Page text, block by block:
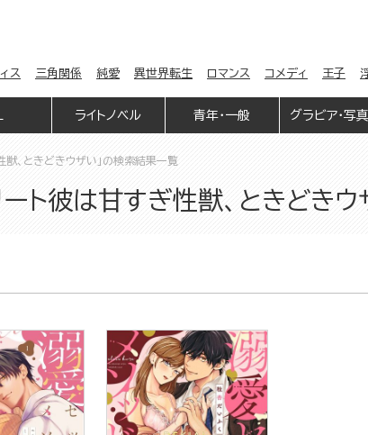
ス 三角関係 純愛 異世界転生 ロマンス コメディ 王子
ライトノベル 青年・一般 グラビア・写
獣、ときどきウザい」の検索結果一覧
ート彼は甘すぎ性獣、ときどき